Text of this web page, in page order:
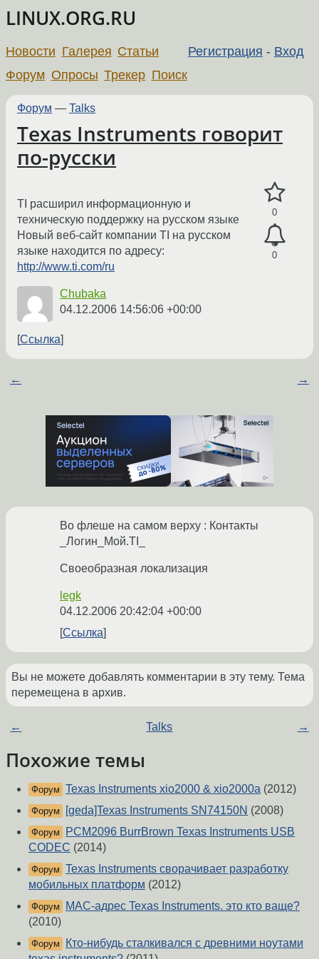
LINUX.ORG.RU
Регистрация - Вход
Новости Галерея Статьи
Форум Опросы Трекер Поиск
Форум — Talks
Texas Instruments говорит
по-русски
0
0
TI расширил информационную и
техническую поддержку на русском языке
Новый веб-сайт компании TI на русском
языке находится по адресу:
http://www.ti.com/ru
Chubaka
04.12.2006 14:56:06 +00:00
Ссылка
← →
Во флеше на самом верху : Контакты
_Логин_Мой.TI_
Своеобразная локализация
legk
04.12.2006 20:42:04 +00:00
Ссылка
Вы не можете добавлять комментарии в эту тему. Тема
перемещена в архив.
← Talks →
Похожие темы
Форум Texas Instruments xio2000 & xio2000a (2012)
Форум [geda]Texas Instruments SN74150N (2008)
Форум
PCM2096 BurrBrown Texas Instruments USB
CODEC (2014)
Форум Texas Instruments сворачивает разработку
мобильных платформ (2012)
Форум
MAC-адрес Texas Instruments. это кто ваще?
(2010)
Форум
Кто-нибудь сталкивался с древними ноутами